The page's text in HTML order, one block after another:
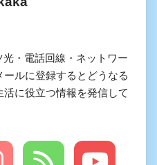
・電話回線・ネットワー
ルに登録するとどうなる
に役立つ情報を発信して